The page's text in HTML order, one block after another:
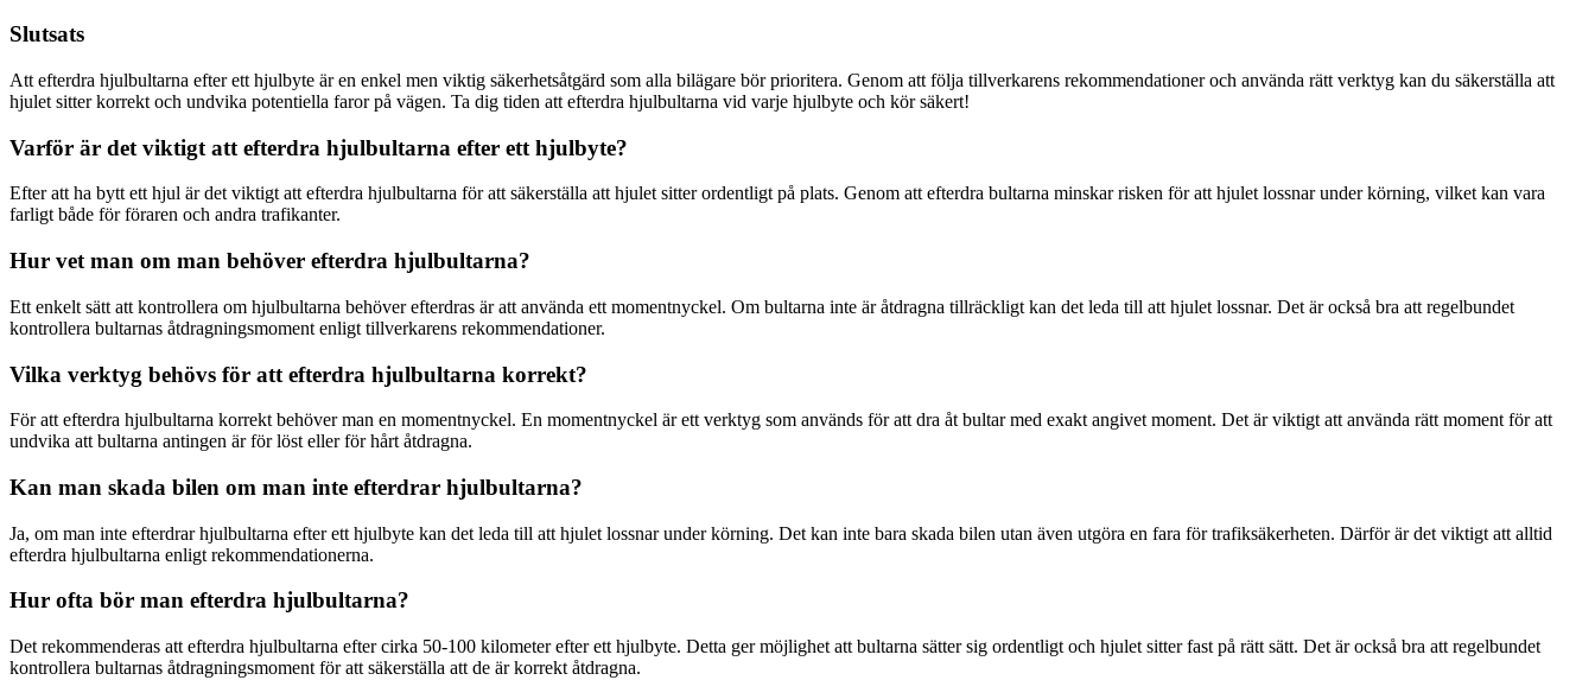
Slutsats
Att efterdra hjulbultarna efter ett hjulbyte är en enkel men viktig säkerhetsåtgärd som alla bilägare bör prioritera. Genom att följa tillverkarens rekommendationer och använda rätt verktyg kan du säkerställa att
hjulet sitter korrekt och undvika potentiella faror på vägen. Ta dig tiden att efterdra hjulbultarna vid varje hjulbyte och kör säkert!
Varför är det viktigt att efterdra hjulbultarna efter ett hjulbyte?
Efter att ha bytt ett hjul är det viktigt att efterdra hjulbultarna för att säkerställa att hjulet sitter ordentligt på plats. Genom att efterdra bultarna minskar risken för att hjulet lossnar under körning, vilket kan vara
farligt både för föraren och andra trafikanter.
Hur vet man om man behöver efterdra hjulbultarna?
Ett enkelt sätt att kontrollera om hjulbultarna behöver efterdras är att använda ett momentnyckel. Om bultarna inte är åtdragna tillräckligt kan det leda till att hjulet lossnar. Det är också bra att regelbundet
kontrollera bultarnas åtdragningsmoment enligt tillverkarens rekommendationer.
Vilka verktyg behövs för att efterdra hjulbultarna korrekt?
För att efterdra hjulbultarna korrekt behöver man en momentnyckel. En momentnyckel är ett verktyg som används för att dra åt bultar med exakt angivet moment. Det är viktigt att använda rätt moment för att
undvika att bultarna antingen är för löst eller för hårt åtdragna.
Kan man skada bilen om man inte efterdrar hjulbultarna?
Ja, om man inte efterdrar hjulbultarna efter ett hjulbyte kan det leda till att hjulet lossnar under körning. Det kan inte bara skada bilen utan även utgöra en fara för trafiksäkerheten. Därför är det viktigt att alltid
efterdra hjulbultarna enligt rekommendationerna.
Hur ofta bör man efterdra hjulbultarna?
Det rekommenderas att efterdra hjulbultarna efter cirka 50-100 kilometer efter ett hjulbyte. Detta ger möjlighet att bultarna sätter sig ordentligt och hjulet sitter fast på rätt sätt. Det är också bra att regelbundet
kontrollera bultarnas åtdragningsmoment för att säkerställa att de är korrekt åtdragna.